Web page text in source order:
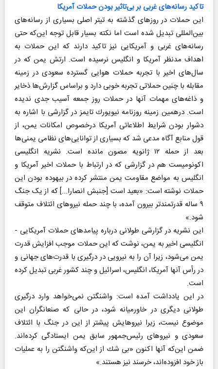
تاكید رسانه‌های غربی بر بی‌تاثیر بودن حملات آمریكا
این حملات در روزهای گذشته به تیتر اصلی بسیاری از رسانه‌های
بین‌المللی تبدیل شده است اما نكته بسیار قابل توجه این‌كه حتی
رسانه‌های غربی و آمریكایی نیز تاكید دارند كه این حملات به
اهداف مدنظر آمریكا و انگلیس نرسیده است. ارتش یمن كه در
سال‌های اخیر با تجربه حملات هوایی گسترده سعودی در زمینه
مقابله با چنین حملاتی تجربه خوبی دارد و براساس گزارش‌ها ذخایر
و ذاغه‌های مهمات آنها در حملات روز جمعه آسیب جدی ندیده
است. درهمین زمینه روزنامه نیویورك تایمز در گزارشی با اشاره به
دشوار بودن شرایط اطلاعاتی آمریكا درخصوص امكانات یمن، از
قول منابع آگاه مدعی شد كه بسیاری از توانایی‌های نظامی یمنی‌ها
بعد از حمله ۱۲ ژانویه مصون مانده است. نشریه انگلیسی
اكونومیست هم در گزارشی كه در ارتباط با حملات اخیر آمریكا و
انگلیس به مواضع مقاومت یمن منتشر كرده در بیهوده بودن این
حملات نوشته است: «بعید است [جنبش انصارا...] كه از یک جنگ
۹ ساله قدرتمندتر بیرون آمده، با چند حمله نیروهای ائتلاف متوقف
شود.»
این نشریه در گزارشی طولانی درباره پیامدهای حملات آمریكایی -
انگلیسی اخیر به یمن، نوشت كه این حملات موجب افزایش قدرت
یمن می‌شود، زیرا آن را به نیرویی در درگیری با قدرت‌های جهانی و
در رأس آنها آمریكا، انگلیس، اسرائیل و چند كشور غربی تبدیل كرده
است.
در این یادداشت آمده است: واشنگتن نمی‌خواهد وارد درگیری
طولانی دیگری در خاورمیانه شود، در حالی كه صنعانگران این
موضوع نیست، زیرا نیروهایش پیشتر از این در جنگ با ائتلاف
سعودی و نیروهای رئیس‌جمهور سابق یمن ایستادگی كرده‌اند.
ضمن این‌كه آنها اكنون «بی شك از این‌كه واشنگتن را به عملیات
باز خود افزوده‌اند، خرسند نیز هستند.»